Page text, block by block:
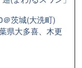
茨城(大洗町)
県大多喜、木更